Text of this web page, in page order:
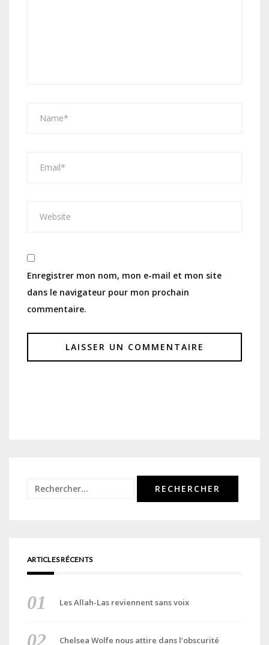
Enregistrer mon nom, mon e-mail et mon site
dans le navigateur pour mon prochain
commentaire.
Rechercher :
ARTICLES RÉCENTS
Les Allah-Las reviennent sans voix
Chelsea Wolfe nous attire dans l’obscurité